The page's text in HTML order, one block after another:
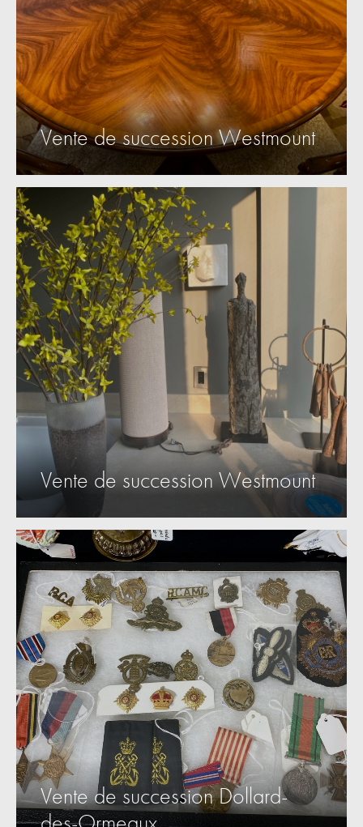
Vente de succession Westmount
Vente de succession Westmount
Vente de succession Dollard-